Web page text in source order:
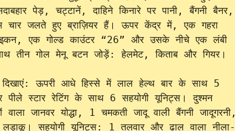
पेड़, चट्टानें, दाहिने किनारे पर पानी, बैंगनी बैनर,
चार जलते हुए ब्राज़ियर हैं। ऊपर केंद्र में, एक गहरा
एक गोल्ड काउंटर “26” और उसके नीचे एक लंबी
तीन गोल मेनू बटन जोड़ें: हेलमेट, किताब और गियर।
ऊपरी आधे हिस्से में लाल हेल्थ बार के साथ 5
स्टार रेटिंग के साथ 6 सहयोगी यूनिट्स। दुश्मन
जानवर योद्धा, 1 चमकती जादू वाली बैंगनी जादूगरनी,
सहयोगी यूनिट्स: 1 तलवार और ढाल वाला नीला-